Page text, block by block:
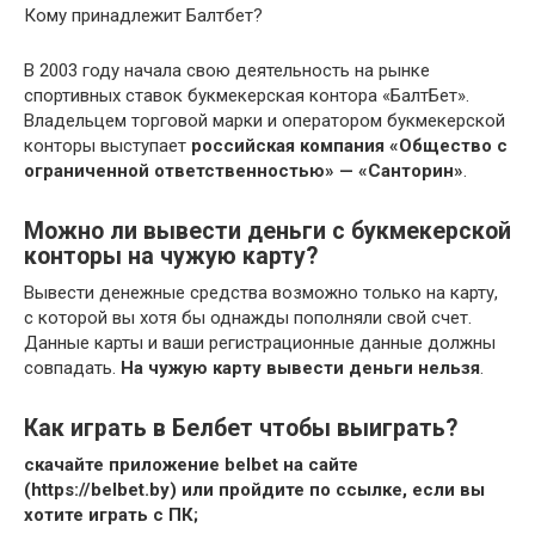
Кому принадлежит Балтбет?
В 2003 году начала свою деятельность на рынке
спортивных ставок букмекерская контора «БалтБет».
Владельцем торговой марки и оператором букмекерской
конторы выступает российская компания «Общество с
ограниченной ответственностью» — «Санторин».
Можно ли вывести деньги с букмекерской
конторы на чужую карту?
Вывести денежные средства возможно только на карту,
с которой вы хотя бы однажды пополняли свой счет.
Данные карты и ваши регистрационные данные должны
совпадать. На чужую карту вывести деньги нельзя.
Как играть в Белбет чтобы выиграть?
скачайте приложение belbet на сайте
(https://belbet.by) или пройдите по ссылке, если вы
хотите играть с ПК;